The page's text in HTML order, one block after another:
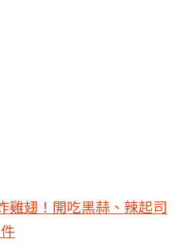
翅！開吃黑蒜、辣起司